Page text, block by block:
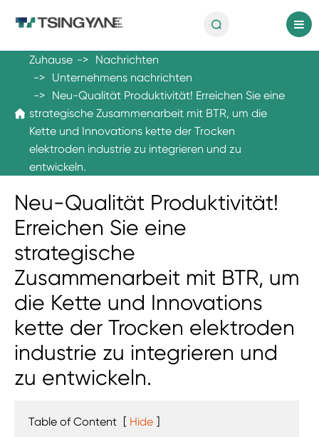


Zuhause
Nachrichten
Unternehmens nachrichten
Neu-Qualität Produktivität! Erreichen Sie eine
strategische Zusammenarbeit mit BTR, um die
Kette und Innovations kette der Trocken
elektroden industrie zu integrieren und zu
entwickeln.
Neu-Qualität Produktivität!
Erreichen Sie eine
strategische
Zusammenarbeit mit BTR, um
die Kette und Innovations
kette der Trocken elektroden
industrie zu integrieren und
zu entwickeln.
Table of Content [ Hide ]